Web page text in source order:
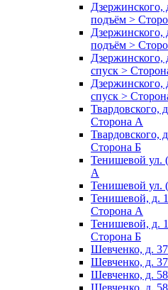
Дзержинского,
подъём >
Дзержинского,
подъём >
спуск >
спуск >
Твардовского,
Сторона А
Твардовского,
Сторона Б
Тенишевой ул.
А
Тенишевой ул.
Тенишевой, д.
Сторона А
Тенишевой, д.
Сторона Б
Шевченко, д.
Шевченко, д.
Шевченко, д.
Шевченко, д.